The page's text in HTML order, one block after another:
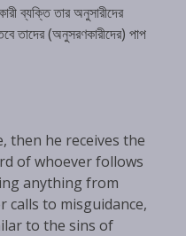
ব্যক্তি তার অনুসারীদের
তাদের (অনুসরণকারীদের) পাপ
then he receives the
of whoever follows
anything from
calls to misguidance,
to the sins of